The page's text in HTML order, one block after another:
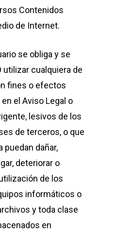
Contenidos
de Internet.
se obliga y se
utilizar cualquiera de
fines o efectos
el Aviso Legal o
lesivos de los
de terceros, o que
puedan dañar,
deteriorar o
de los
informáticos o
y toda clase
en